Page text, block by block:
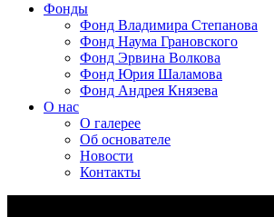
Фонды
Фонд Владимира Степанова
Фонд Наума Грановского
Фонд Эрвина Волкова
Фонд Юрия Шаламова
Фонд Андрея Князева
О нас
О галерее
Об основателе
Новости
Контакты